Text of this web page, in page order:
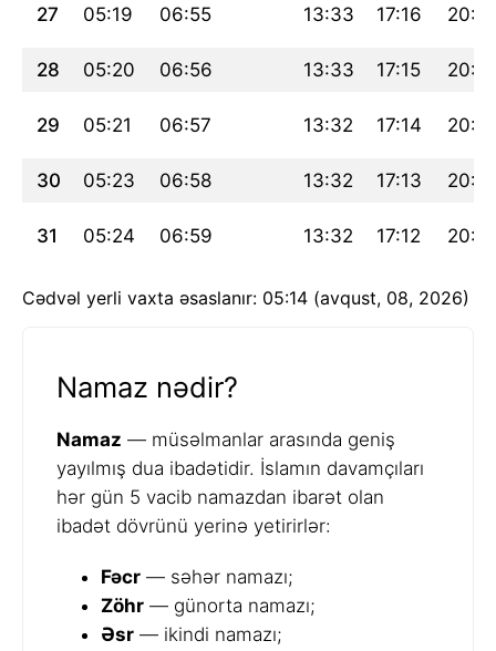
27 05:19 06:55 13:33 17:16 20:11
28 05:20 06:56 13:33 17:15
29 05:21 06:57 13:32 17:14
30 05:23 06:58 13:32 17:13
31 05:24 06:59 13:32 17:12
Cədvəl yerli vaxta əsaslanır: 05:14 (avqust, 08, 2026)
Namaz nədir?
Namaz — müsəlmanlar arasında geniş
yayılmış dua ibadətidir. İslamın davamçıları
hər gün 5 vacib namazdan ibarət olan
ibadət dövrünü yerinə yetirirlər:
Fəcr — səhər namazı;
Zöhr — günorta namazı;
Əsr — ikindi namazı;